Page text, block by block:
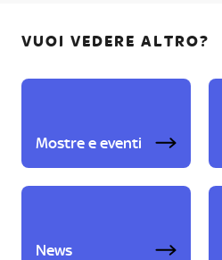
VUOI VEDERE ALTRO?
Mostre e eventi
News